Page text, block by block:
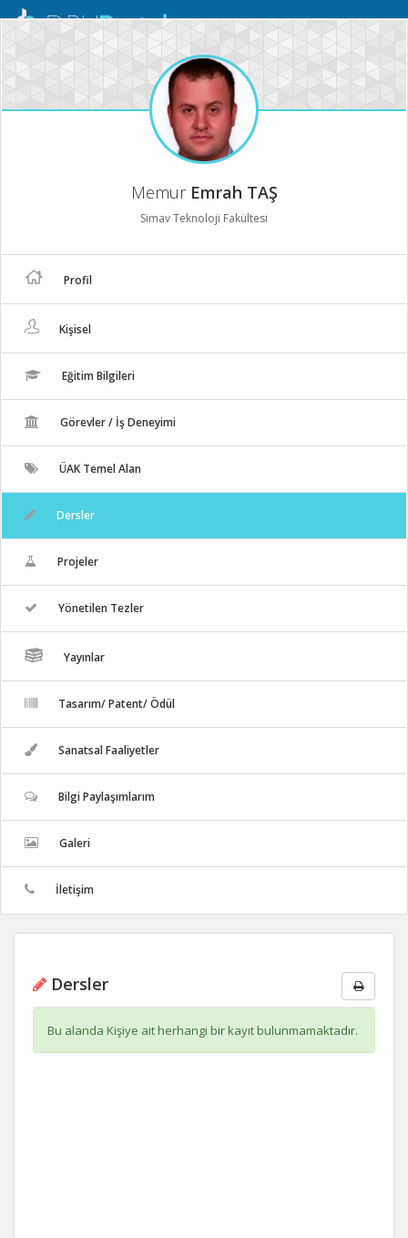
Mobil
Memur Emrah TAŞ
Simav Teknoloji Fakültesi
Profil
Kişisel
Eğitim Bilgileri
Görevler / İş Deneyimi
ÜAK Temel Alan
Dersler
Projeler
Yönetilen Tezler
Yayınlar
Tasarım/ Patent/ Ödül
Sanatsal Faaliyetler
Bilgi Paylaşımlarım
Galeri
İletişim
Dersler
Bu alanda Kişiye ait herhangi bir kayıt bulunmamaktadır.